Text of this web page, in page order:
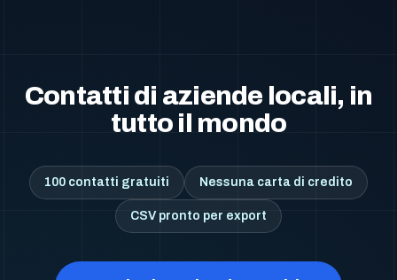
Contatti di aziende locali, in
tutto il mondo
100 contatti gratuiti Nessuna carta di credito
CSV pronto per export